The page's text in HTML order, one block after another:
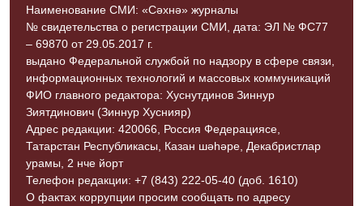
Наименование СМИ: «Сәхнә» журналы
№ свидетельства о регистрации СМИ, дата: ЭЛ № ФС77
– 69870 от 29.05.2017 г.
выдано Федеральной службой по надзору в сфере связи,
информационных технологий и массовых коммуникаций
ФИО главного редактора: Хуснутдинов Зиннур
Зиятдинович (Зиннур Хуснияр)
Адрес редакции: 420066, Россия Федерациясе,
Татарстан Республикасы, Казан шәһәре, Декабристлар
урамы, 2 нче йорт
Телефон редакции: +7 (843) 222-05-40 (доб. 1610)
О фактах коррупции просим сообщать по адресу